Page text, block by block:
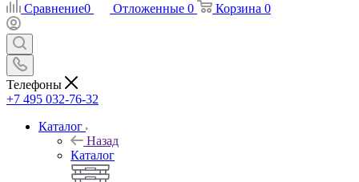
Сравнение0 Отложенные 0 Корзина 0
Телефоны
+7 495 032-76-32
Каталог
Назад
Каталог